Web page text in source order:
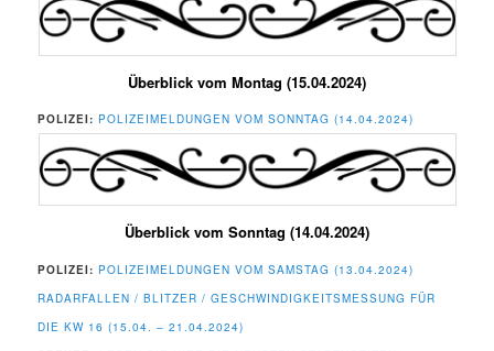
Überblick vom Montag (15.04.2024)
POLIZEI: POLIZEIMELDUNGEN VOM SONNTAG (14.04.2024)
Überblick vom Sonntag (14.04.2024)
POLIZEI: POLIZEIMELDUNGEN VOM SAMSTAG (13.04.2024)
RADARFALLEN / BLITZER / GESCHWINDIGKEITSMESSUNG FÜR
DIE KW 16 (15.04. – 21.04.2024)